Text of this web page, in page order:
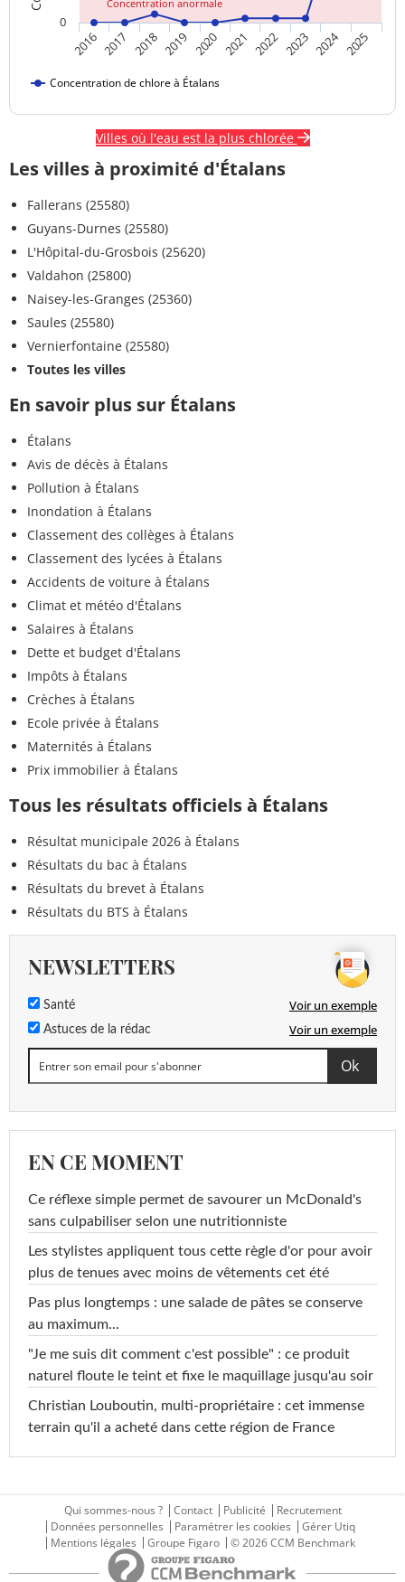
Concentration anormale
Concentration de chlore à Étalans
2016 2017 2018 2019 2020 2021 2022 2023 2024 2025
0
Villes où l'eau est la plus chlorée
Les villes à proximité d'Étalans
Fallerans (25580)
Guyans-Durnes (25580)
L'Hôpital-du-Grosbois (25620)
Valdahon (25800)
Naisey-les-Granges (25360)
Saules (25580)
Vernierfontaine (25580)
Toutes les villes
En savoir plus sur Étalans
Étalans
Avis de décès à Étalans
Pollution à Étalans
Inondation à Étalans
Classement des collèges à Étalans
Classement des lycées à Étalans
Accidents de voiture à Étalans
Climat et météo d'Étalans
Salaires à Étalans
Dette et budget d'Étalans
Impôts à Étalans
Crèches à Étalans
Ecole privée à Étalans
Maternités à Étalans
Prix immobilier à Étalans
Tous les résultats officiels à Étalans
Résultat municipale 2026 à Étalans
Résultats du bac à Étalans
Résultats du brevet à Étalans
Résultats du BTS à Étalans
NEWSLETTERS
Santé Voir un exemple
Astuces de la rédac Voir un exemple
EN CE MOMENT
Ce réflexe simple permet de savourer un McDonald's
sans culpabiliser selon une nutritionniste
Les stylistes appliquent tous cette règle d'or pour avoir
plus de tenues avec moins de vêtements cet été
Pas plus longtemps : une salade de pâtes se conserve
au maximum...
"Je me suis dit comment c'est possible" : ce produit
naturel floute le teint et fixe le maquillage jusqu'au soir
Christian Louboutin, multi-propriétaire : cet immense
terrain qu'il a acheté dans cette région de France
Qui sommes-nous ? Contact Publicité
Recrutement
Données personnelles
Paramétrer les cookies
Gérer Utiq
Mentions légales
Groupe Figaro © 2026 CCM Benchmark